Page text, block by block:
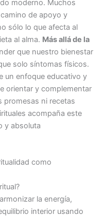
moderno. Muchos
de apoyo y
sólo lo que afecta al
al alma. Más allá de la
que nuestro bienestar
solo síntomas físicos.
un enfoque educativo y
orientar y complementar
promesas ni recetas
acompaña este
y absoluta
como
la energía,
interior usando